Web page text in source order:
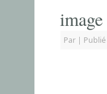
image
Par | Publié